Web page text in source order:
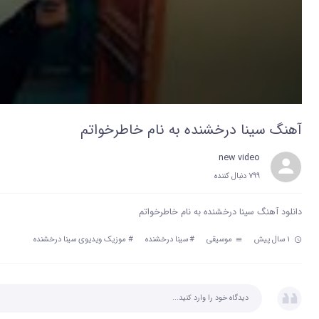
آهنگ سینا درخشنده به نام خاطرخواتم
new video
799 دنبال‌ کننده
دانلود آهنگ سینا درخشنده به نام خاطرخواتم
1 سال پیش موسیقی #سینا درخشنده # موزیک ویدیوی سینا درخشنده